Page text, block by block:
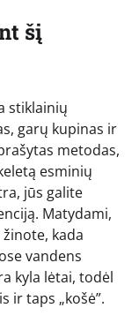
šį
stiklainių
garų kupinas ir
metodas,
esminių
jūs galite
Matydami,
kada
vandens
kyla lėtai, todėl
ir taps „košė”.